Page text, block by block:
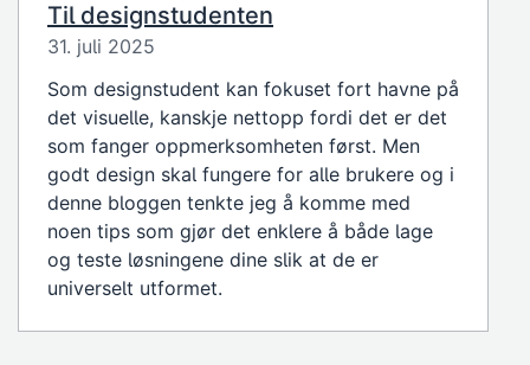
Til designstudenten
31. juli 2025
Som designstudent kan fokuset fort havne på
det visuelle, kanskje nettopp fordi det er det
som fanger oppmerksomheten først. Men
godt design skal fungere for alle brukere og i
denne bloggen tenkte jeg å komme med
noen tips som gjør det enklere å både lage
og teste løsningene dine slik at de er
universelt utformet.